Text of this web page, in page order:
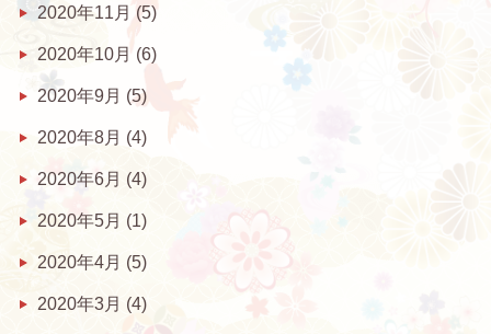
2020年11月 (5)
2020年10月 (6)
2020年9月 (5)
2020年8月 (4)
2020年6月 (4)
2020年5月 (1)
2020年4月 (5)
2020年3月 (4)